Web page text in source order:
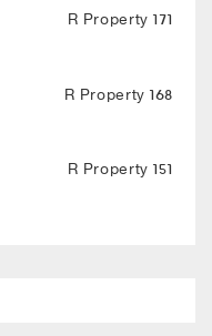
R Property 171
R Property 168
R Property 151